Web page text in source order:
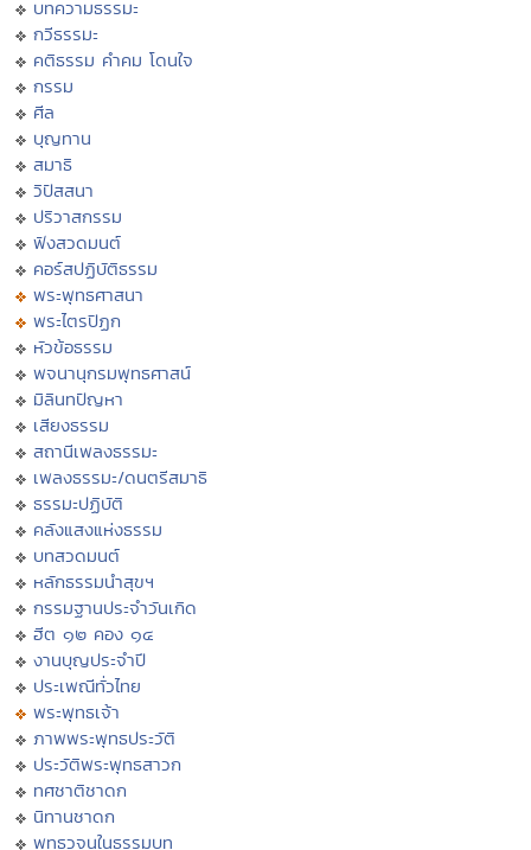
บทความธรรมะ
กวีธรรมะ
คติธรรม คำคม โดนใจ
กรรม
ศีล
บุญทาน
สมาธิ
วิปัสสนา
ปริวาสกรรม
ฟังสวดมนต์
คอร์สปฏิบัติธรรม
พระพุทธศาสนา
พระไตรปิฏก
หัวข้อธรรม
พจนานุกรมพุทธศาสน์
มิลินทปัญหา
เสียงธรรม
สถานีเพลงธรรมะ
เพลงธรรมะ/ดนตรีสมาธิ
ธรรมะปฏิบัติ
คลังแสงแห่งธรรม
บทสวดมนต์
หลักธรรมนำสุขฯ
กรรมฐานประจำวันเกิด
ฮีต ๑๒ คอง ๑๔
งานบุญประจำปี
ประเพณีทั่วไทย
พระพุทธเจ้า
ภาพพระพุทธประวัติ
ประวัติพระพุทธสาวก
ทศชาติชาดก
นิทานชาดก
พุทธวจนในธรรมบท